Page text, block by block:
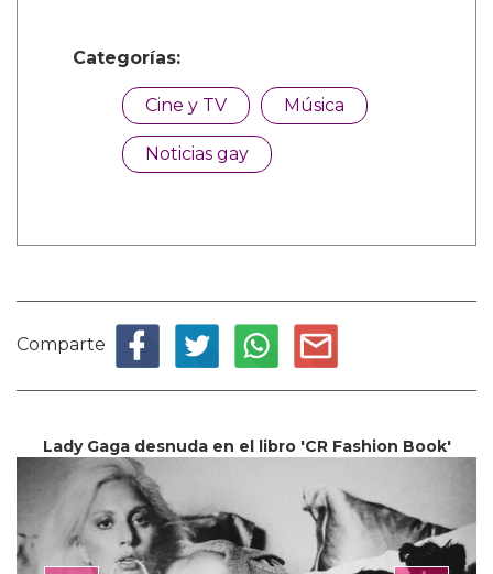
Categorías:
Cine y TV Música
Noticias gay
Comparte
Lady Gaga desnuda en el libro 'CR Fashion Book'